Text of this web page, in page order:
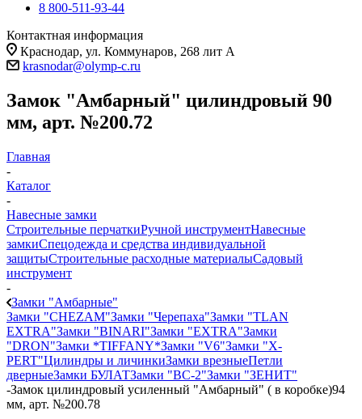
8 800-511-93-44
Контактная информация
Краснодар, ул. Коммунаров, 268 лит А
krasnodar@olymp-c.ru
Замок "Амбарный" цилиндровый 90
мм, арт. №200.72
Главная
-
Каталог
-
Навесные замки
Строительные перчаткиРучной инструментНавесные
замкиСпецодежда и средства индивидуальной
защитыСтроительные расходные материалыСадовый
инструмент
-
Замки "Амбарные"
Замки "CHEZAM"Замки "Черепаха"Замки "TLAN
EXTRA"Замки "BINARI"Замки "EXTRA"Замки
"DRON"Замки *TIFFANY*Замки "V6"Замки "X-
PERT"Цилиндры и личинкиЗамки врезныеПетли
дверныеЗамки БУЛАТЗамки "ВС-2"Замки "ЗЕНИТ"
-Замок цилиндровый усиленный "Амбарный" ( в коробке)94
мм, арт. №200.78